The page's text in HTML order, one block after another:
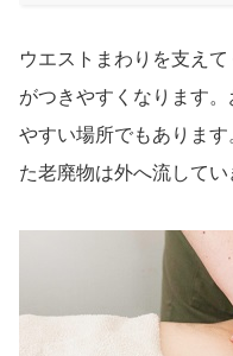
ウエストまわりを支え
がつきやすくなります
やすい場所でもありま
た老廃物は外へ流してい